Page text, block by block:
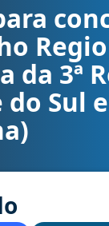
3 (RS, SC) -
da 3ª
do Sul